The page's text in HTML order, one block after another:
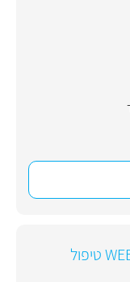
קליניקת WEBWELLNESS טיפול